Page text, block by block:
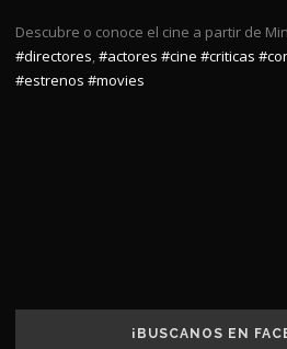
Descubre o conoce el cine a partir de
#directores,#actores #cine #criticas
#estrenos #movies
¡BUSCANOS EN